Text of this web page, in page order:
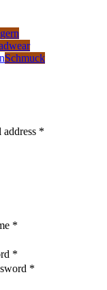
Schmuck
address *
*
*
*